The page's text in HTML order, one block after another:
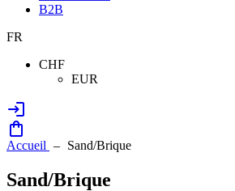
B2B
FR
CHF
EUR
Accueil Sand/Brique
Sand/Brique